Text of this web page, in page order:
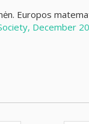
Europos
December